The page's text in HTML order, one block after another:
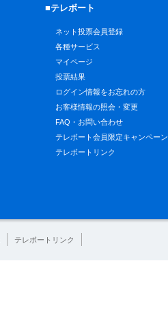
■テレボート
ネット投票会員登録
各種サービス
マイページ
投票結果
ログイン情報をお忘れの方
お客様情報の照会・変更
FAQ・お問い合わせ
テレボート会員限定キャンペーン
テレボートリンク
テレボートリンク